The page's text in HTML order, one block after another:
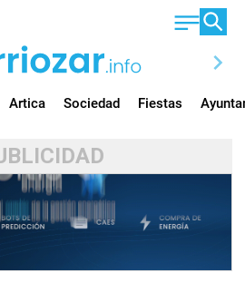
chevron_right
Artica Sociedad Fiestas